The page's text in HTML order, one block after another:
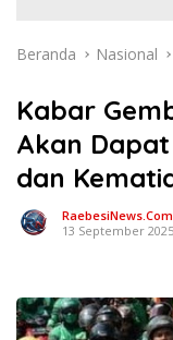
Beranda Nasional
Kabar
Akan
dan
RaebesiNews.Com
13 September